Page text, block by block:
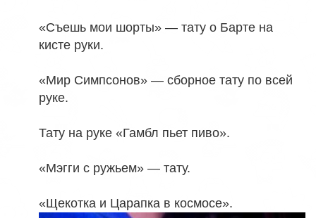
«Съешь мои шорты» — тату о Барте на
кисте руки.
«Мир Симпсонов» — сборное тату по всей
руке.
Тату на руке «Гамбл пьет пиво».
«Мэгги с ружьем» — тату.
«Щекотка и Царапка в космосе».